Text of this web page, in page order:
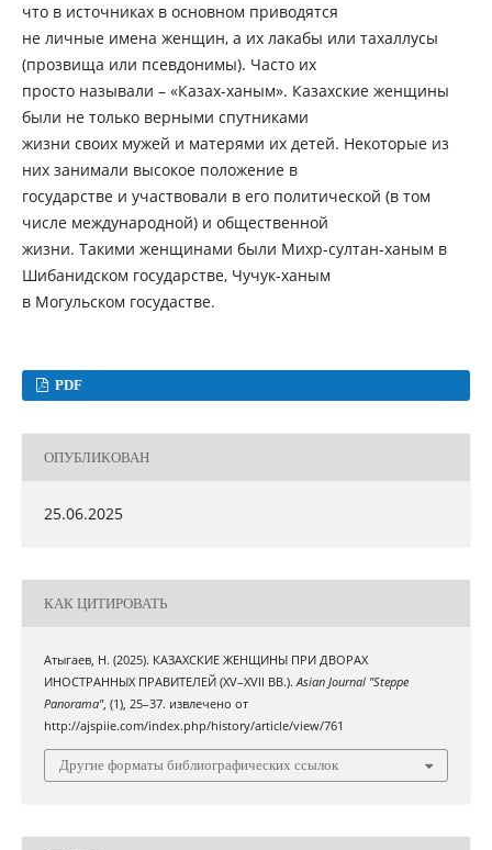
что в источниках в основном приводятся
не личные имена женщин, а их лакабы или тахаллусы
(прозвища или псевдонимы). Часто их
просто называли – «Казах-ханым». Казахские женщины
были не только верными спутниками
жизни своих мужей и матерями их детей. Некоторые из
них занимали высокое положение в
государстве и участвовали в его политической (в том
числе международной) и общественной
жизни. Такими женщинами были Михр-султан-ханым в
Шибанидском государстве, Чучук-ханым
в Могульском госудастве.
PDF
ОПУБЛИКОВАН
25.06.2025
КАК ЦИТИРОВАТЬ
Атыгаев, Н. (2025). КАЗАХСКИЕ ЖЕНЩИНЫ ПРИ ДВОРАХ
ИНОСТРАННЫХ ПРАВИТЕЛЕЙ (XV–XVII ВВ.).Asian Journal "Steppe
Panorama", (1), 25–37. извлечено от
http://ajspiie.com/index.php/history/article/view/761
Другие форматы библиографических ссылок